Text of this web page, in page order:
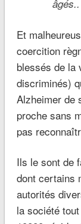
âgés..
Et
coercition
blessés de la
discriminés)
Alzheimer de
proche sans
pas
Ils le sont de
dont certains
autorités
la société